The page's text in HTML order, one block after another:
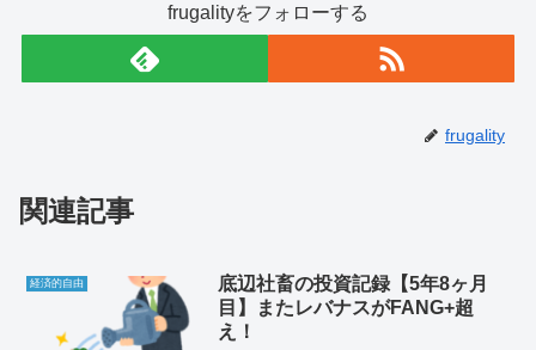
frugalityをフォローする
frugality
関連記事
経済的自由
底辺社畜の投資記録【5年8ヶ月
目】またレバナスがFANG+超
え！